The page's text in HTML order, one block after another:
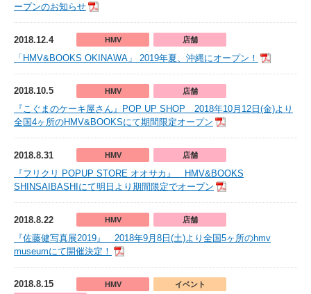
ープンのお知らせ
2018.12.4 HMV 店舗
「HMV&BOOKS OKINAWA」 2019年夏、沖縄にオープン！
2018.10.5 HMV 店舗
『こぐまのケーキ屋さん』POP UP SHOP 2018年10月12日(金)より
全国4ヶ所のHMV&BOOKSにて期間限定オープン
2018.8.31 HMV 店舗
『フリクリ POPUP STORE オオサカ』 HMV&BOOKS
SHINSAIBASHIにて明日より期間限定でオープン
2018.8.22 HMV 店舗
『佐藤健写真展2019』 2018年9月8日(土)より全国5ヶ所のhmv
museumにて開催決定！
2018.8.15 HMV
イベント